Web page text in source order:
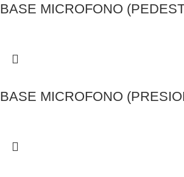
BASE MICROFONO
BASE MICROFONO